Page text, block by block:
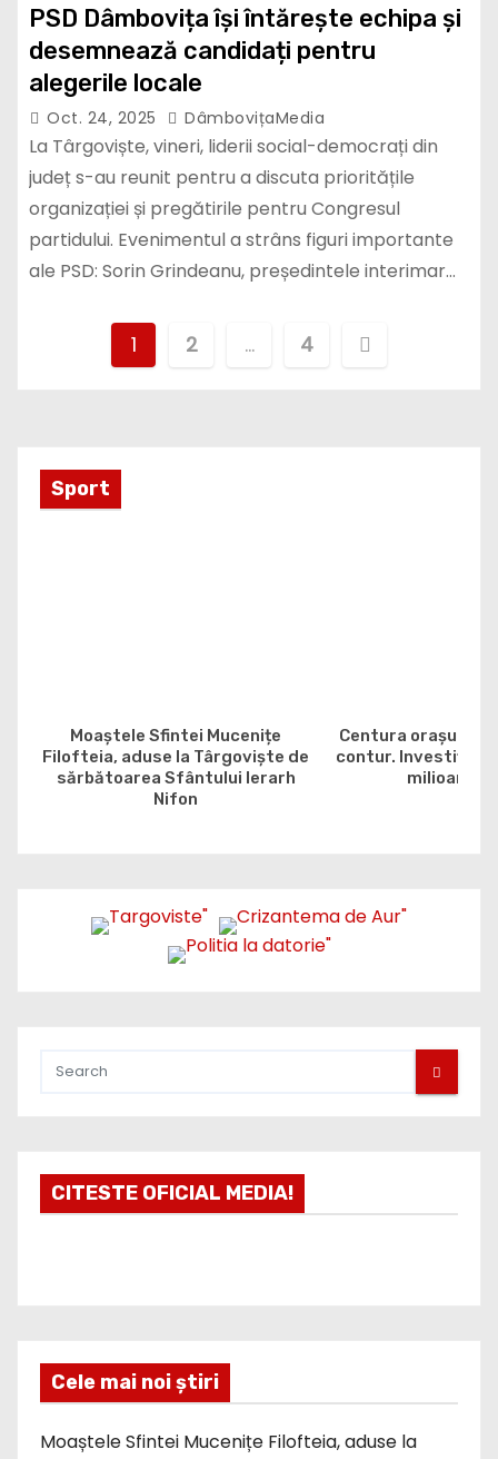
PSD Dâmbovița își întărește echipa și
desemnează candidați pentru
alegerile locale
Oct. 24, 2025 DâmbovițaMedia
La Târgoviște, vineri, liderii social-democrați din
județ s-au reunit pentru a discuta prioritățile
organizației și pregătirile pentru Congresul
partidului. Evenimentul a strâns figuri importante
ale PSD: Sorin Grindeanu, președintele interimar…
i
e
a
i
1 2 … 4
Sport
Moaștele Sfintei Mucenițe
Filofteia, aduse la Târgoviște de
sărbătoarea Sfântului Ierarh
Nifon
Centura orașului
contur. Investiția
milioane
CITESTE OFICIAL MEDIA!
Cele mai noi știri
Moaștele Sfintei Mucenițe Filofteia, aduse la